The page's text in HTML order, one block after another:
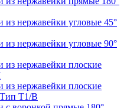
из нержавейки угловые 45°
из нержавейки угловые 90°
из нержавейки плоские
из нержавейки плоские
T1/B